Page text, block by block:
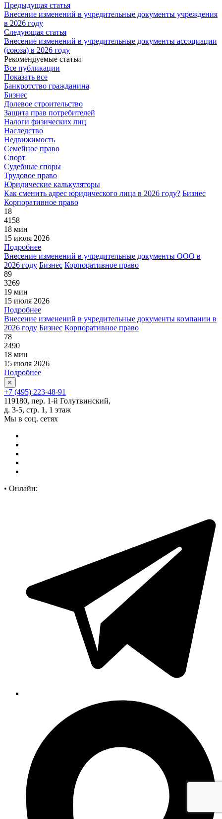
Предыдущая статья
Внесение изменений в учредительные документы учреждения
в 2026 году
Следующая статья
Внесение изменений в учредительные документы ассоциации
(союза) в 2026 году
Рекомендуемые статьи
Все публикации
Показать все
Банкротство гражданина
Бизнес
Долевое строительство
Защита прав потребителей
Налоги физических лиц
Наследство
Недвижимость
Семейное право
Спорт
Судебные споры
Трудовое право
Юридические калькуляторы
Как сменить адрес юридического лица в 2026 году? Бизнес
Корпоративное право
18
4158
18 мин
15 июля 2026
Подробнее
Внесение изменений в учредительные документы ООО в
2026 году Бизнес Корпоративное право
89
3269
19 мин
15 июля 2026
Подробнее
Внесение изменений в учредительные документы компании в
2026 году Бизнес Корпоративное право
78
2490
18 мин
15 июля 2026
Подробнее
×
+7 (495) 223-48-91
119180, пер. 1-й Голутвинский,
д. 3-5, стр. 1, 1 этаж
Мы в соц. сетях
• Онлайн: